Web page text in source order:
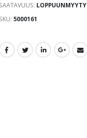
SAATAVUUS: LOPPUUNMYYTY
SKU 5000161